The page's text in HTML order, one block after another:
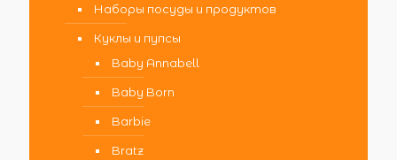
Наборы посуды и продуктов
Куклы и пупсы
Baby Annabell
Baby Born
Barbie
Bratz